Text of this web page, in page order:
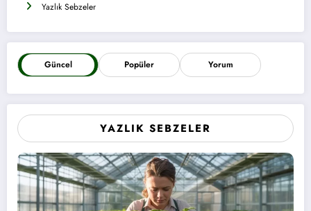
Yazlık Sebzeler
Güncel Popüler Yorum
YAZLIK SEBZELER